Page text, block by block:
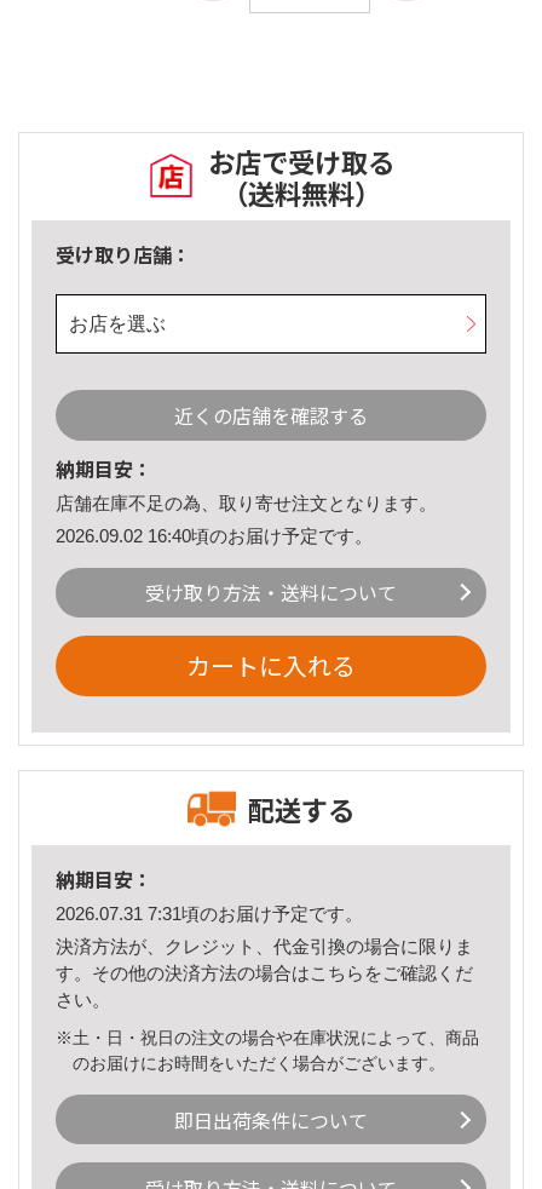
お店で受け取る
（送料無料）
受け取り店舗：
お店を選ぶ
近くの店舗を確認する
納期目安：
店舗在庫不足の為、取り寄せ注文となります。
2026.09.02 16:40頃のお届け予定です。
受け取り方法・送料について
カートに入れる
配送する
納期目安：
2026.07.31 7:31頃のお届け予定です。
決済方法が、クレジット、代金引換の場合に限りま
す。その他の決済方法の場合はこちら をご確認くだ
さい。
※土・日・祝日の注文の場合や在庫状況によって、商品
のお届けにお時間をいただく場合がございます。
即日出荷条件について